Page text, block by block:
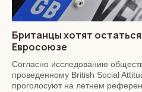
Британцы хотят
Евросоюзе
Согласно исследованию
проведенному British Social
проголосуют на летнем